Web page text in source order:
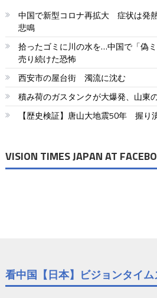
中国で新型コロナ再拡大 症状は発
悲鳴
拾ったゴミに川の水を…中国で「偽
売り続けた恐怖
西安市の屋台街 濁流に沈む
積み荷のガスタンクが大爆発、山東
【歴史検証】唐山大地震50年 握り
VISION TIMES JAPAN AT
看中国【日本】ビジョンタイ